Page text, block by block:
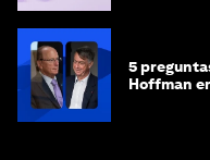
5
Hoffman